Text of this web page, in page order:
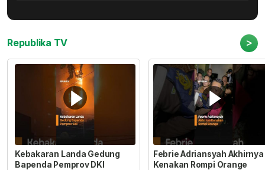
Republika TV >
Kebakaran Landa Gedung
Bapenda Pemprov DKI
Febrie Adriansyah Akhirnya
Kenakan Rompi Orange